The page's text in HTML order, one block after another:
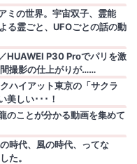
ミの世界。宇宙双子、霊能
る霊ごと、UFOごとの話の動
HUAWEI P30 Proでパリを激
撮影の仕上がりが……
ハイアット東京の「サクラ
美しい･･･！
のことが分かる動画を集めて
時代、風の時代、ってな
た。